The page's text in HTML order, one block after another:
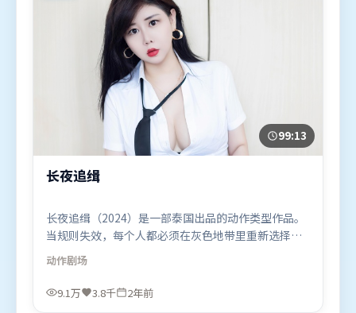
99:13
长夜追缉
长夜追缉（2024）是一部泰国出品的动作类型作品。
当规则失效，每个人都必须在灰色地带里重新选择立
场与底线。视听风格统一而富有实验感，配乐与画面
情绪贴合。由詹姆斯·卡梅隆执导，基里安·墨菲、
廖凡、王景春，雷佳音、咏梅等联袂出演。影片于
动作剧场
9.1万 3.8千 2年前